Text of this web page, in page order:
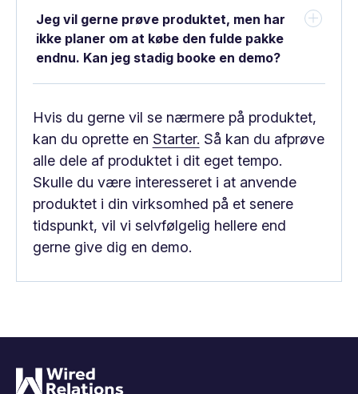
Jeg vil gerne prøve produktet, men har
ikke planer om at købe den fulde pakke
endnu. Kan jeg stadig booke en demo?
Hvis du gerne vil se nærmere på produktet,
kan du oprette en Starter. Så kan du afprøve
alle dele af produktet i dit eget tempo.
Skulle du være interesseret i at anvende
produktet i din virksomhed på et senere
tidspunkt, vil vi selvfølgelig hellere end
gerne give dig en demo.